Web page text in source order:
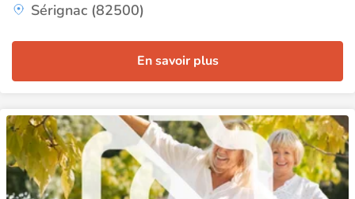
Sérignac (82500)
En savoir plus